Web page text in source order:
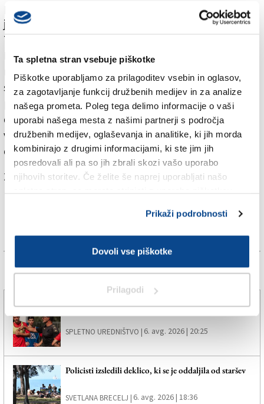
Ta spletna stran vsebuje piškotke
Piškotke uporabljamo za prilagoditev vsebin in oglasov,
za zagotavljanje funkcij družbenih medijev in za analize
našega prometa. Poleg tega delimo informacije o vaši
uporabi našega mesta z našimi partnerji s področja
družbenih medijev, oglaševanja in analitike, ki jih morda
kombinirajo z drugimi informacijami, ki ste jim jih
posredovali ali pa so jih zbrali skozi vašo uporabo
njihovih storitev. Če želite še naprej uporabljati našo
Prikaži podrobnosti
Dovoli vse piškotke
Prilagodi
pomladne mesece ter nato v poletje. Obratno pa na
južni polobli, kjer se bo čez tri mesece začela zima.
To nedeljo bo medtem stopil v veljavo poletni čas.
Kazalce bomo pomaknili za eno uro naprej v noči na
nedeljo ob 2. zjutraj. Dnevi bodo tako naenkrat daljši,
sonce bo v nedeljo zašlo ob 19.20 (po novem
poletnem času), noči pa bodo za eno uro krajše. Ob
daljših dnevih bo vzdušje naenkrat drugačno. Svojo
vlogo pa mora seveda opraviti tudi vreme, o tem pa v
drugem članku.
Za branje in pisanje komentarjevje potrebna prijava
Več novic
Nogometaši Triestine dobili nasprotnike v D-ligi
SPLETNO UREDNIŠTVO | 6. avg. 2026 | 20:25
Policisti izsledili deklico, ki se je oddaljila od staršev
SVETLANA BRECELJ | 6. avg. 2026 | 18:36